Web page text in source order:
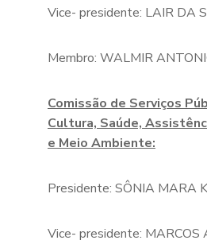
Vice- presidente: LAIR DA
Membro: WALMIR
Comissão de Serviços
Cultura, Saúde,
e Meio Ambiente:
Presidente: SÔNIA MARA
Vice- presidente: